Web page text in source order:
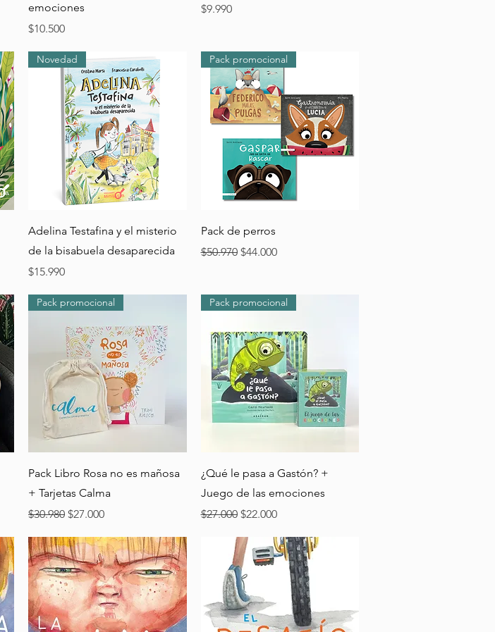
emociones
Precio
$10.500
Precio
$9.990
Vista rápida
Novedad
Adelina Testafina y el misterio
de la bisabuela desaparecida
Precio
$15.990
Vista rápida
Pack promocional
Pack de perros
Precio
$50.970 Precio de oferta
$44.000
Vista rápida
Pack promocional
Pack Libro Rosa no es mañosa
+ Tarjetas Calma
Precio
$30.980 Precio de oferta
$27.000
Vista rápida
Pack promocional
¿Qué le pasa a Gastón? +
Juego de las emociones
Precio
$27.000 Precio de oferta
$22.000